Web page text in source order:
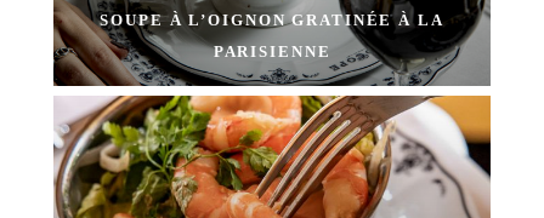
SOUPE À L’OIGNON GRATINÉE À LA
PARISIENNE